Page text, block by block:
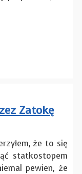
Zatokę
że to się
statkostopem
pewien, że